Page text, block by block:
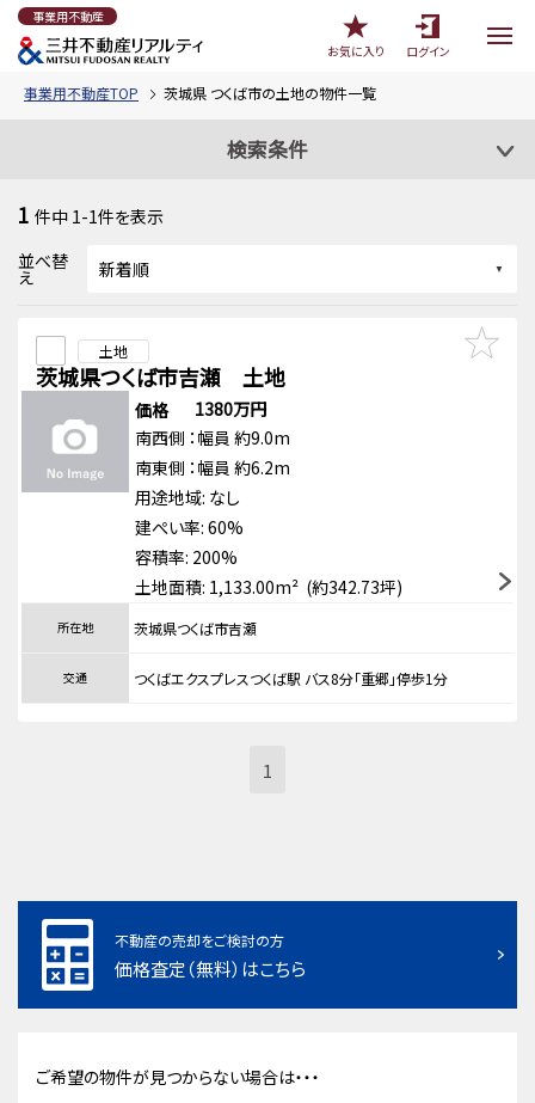
事業用不動産
お気に入り
ログイン
事業用不動産TOP 茨城県 つくば市の土地の物件一覧
検索条件
1 件中 1-1件を表示
並べ替
え
土地
茨城県つくば市吉瀬 土地
価格
1380万円
南西側 ：幅員 約9.0m
南東側 ：幅員 約6.2m
用途地域: なし
建ぺい率: 60%
容積率: 200%
土地面積: 1,133.00m² (約342.73坪)
所在地 茨城県つくば市吉瀬
交通 つくばエクスプレスつくば駅 バス8分「重郷」停歩1分
1
不動産の売却をご検討の方
価格査定（無料）はこちら
ご希望の物件が見つからない場合は・・・